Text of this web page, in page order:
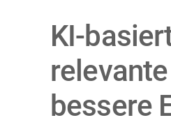
KI-
bessere